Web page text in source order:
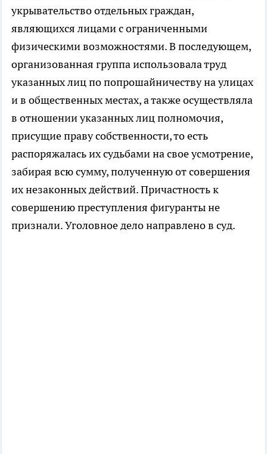
укрывательство отдельных граждан,
являющихся лицами с ограниченными
физическими возможностями. В последующем,
организованная группа использовала труд
указанных лиц по попрошайничеству на улицах
и в общественных местах, а также осуществляла
в отношении указанных лиц полномочия,
присущие праву собственности, то есть
распоряжалась их судьбами на свое усмотрение,
забирая всю сумму, полученную от совершения
их незаконных действий. Причастность к
совершению преступления фигуранты не
признали. Уголовное дело направлено в суд.